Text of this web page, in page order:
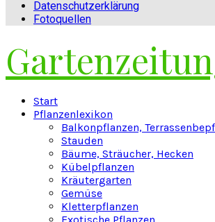
Datenschutzerklärung
Fotoquellen
Start
Pflanzenlexikon
Balkonpflanzen,
Stauden
Bäume, Sträucher, Hecken
Kübelpflanzen
Kräutergarten
Gemüse
Kletterpflanzen
Exotische Pflanzen